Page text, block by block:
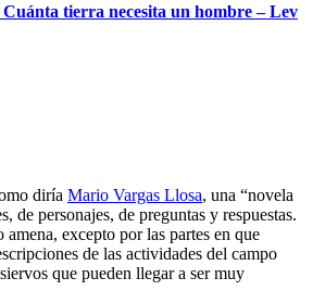
tierra necesita un hombre – Lev
diría Mario Vargas Llosa, una “novela
de personajes, de preguntas y respuestas.
excepto por las partes en que
de las actividades del campo
que pueden llegar a ser muy